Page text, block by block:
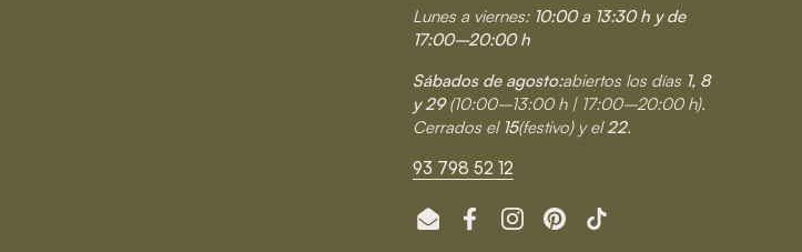
Lunes a viernes: 10:00 a 13:30 h y de
17:00–20:00 h
Sábados de agosto:abiertos los días 1, 8
y 29(10:00–13:00 h | 17:00–20:00 h).
Cerrados el 15(festivo) y el22.
93 798 52 12
EmailFacebookInstagram
PinterestTikTok